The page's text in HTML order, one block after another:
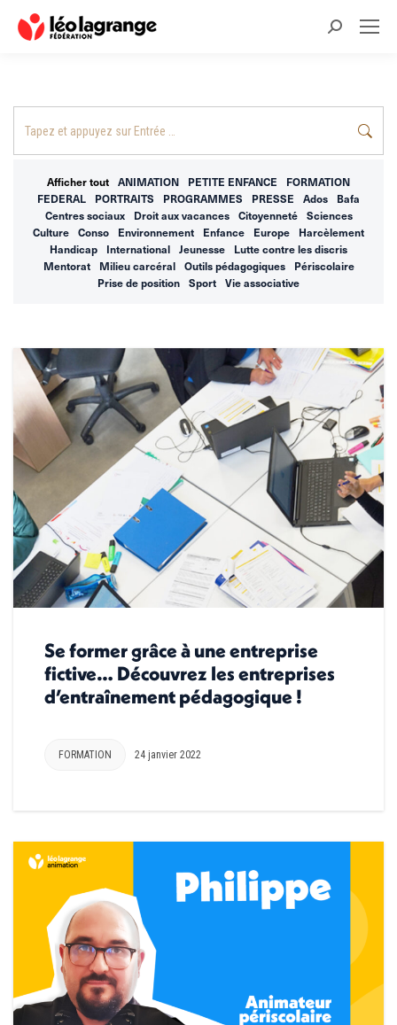
Recherche
Afficher tout ANIMATION PETITE ENFANCE
FORMATION
FEDERAL
PORTRAITS PROGRAMMES PRESSE Ados
Bafa
Centres sociaux
Droit aux vacances Citoyenneté
Sciences
Culture
Conso Environnement Enfance Europe
Harcèlement
Handicap
International Jeunesse
Lutte contre les discris
Mentorat
Milieu carcéral Outils pédagogiques
Périscolaire
Prise de position
Sport Vie associative
Se former grâce à une entreprise
fictive… Découvrez les entreprises
d’entraînement pédagogique !
FORMATION 24 janvier 2022